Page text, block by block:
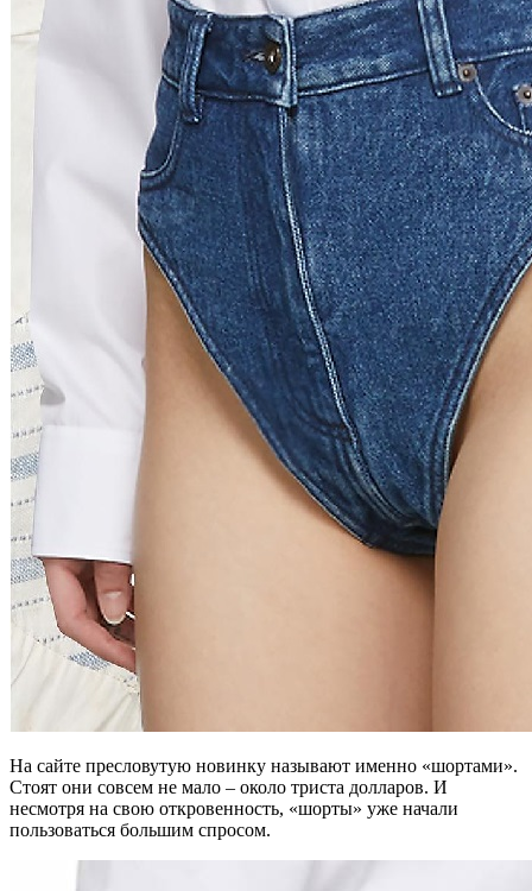
На сайте пресловутую новинку называют именно «шортами».
Стоят они совсем не мало – около триста долларов. И
несмотря на свою откровенность, «шорты» уже начали
пользоваться большим спросом.